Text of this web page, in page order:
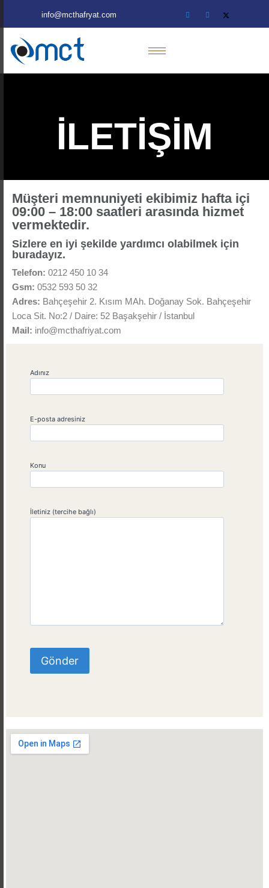
info@mcthafryat.com
İLETİŞİM
Müşteri memnuniyeti ekibimiz hafta içi
09:00 – 18:00 saatleri arasında hizmet
vermektedir.
Sizlere en iyi şekilde yardımcı olabilmek için
buradayız.
Telefon: 0212 450 10 34
Gsm: 0532 593 50 32
Adres: Bahçeşehir 2. Kısım MAh. Doğanay Sok. Bahçeşehir
Loca Sit. No:2 / Daire: 52 Başakşehir / İstanbul
Mail: info@mcthafriyat.com
Adınız
E-posta adresiniz
Konu
İletiniz (tercihe bağlı)